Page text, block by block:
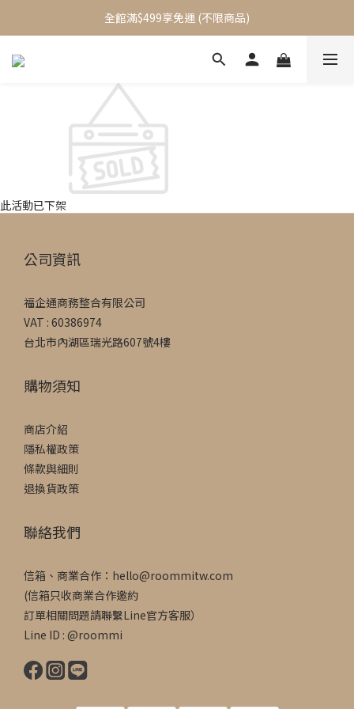
加入會員立即送$100元購物金
全館滿$499享免運 (不限商品)
加入會員立即送$100元購物金
此活動已下架
公司資訊
福企通商務整合有限公司
VAT : 60386974
台北市內湖區瑞光路607號4樓
購物須知
商店介紹
隱私權政策
條款與細則
退換貨政策
聯絡我們
信箱、商業合作：hello@roommitw.com
(信箱只收商業合作邀約
訂單相關問題請聯繫Line官方客服）
Line ID : @roommi